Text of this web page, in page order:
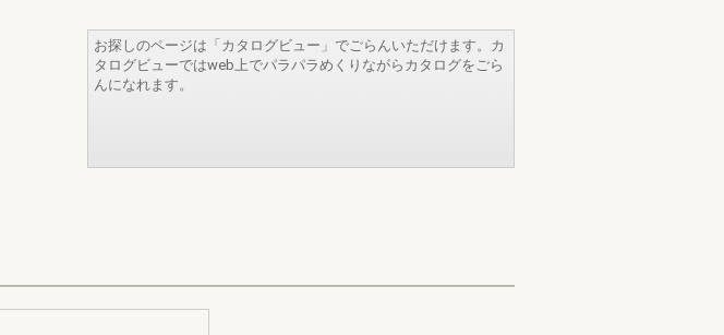
お探しのページは「カタログビュー」でごらんいただけます。カ
タログビューではweb上でパラパラめくりながらカタログをごら
んになれます。